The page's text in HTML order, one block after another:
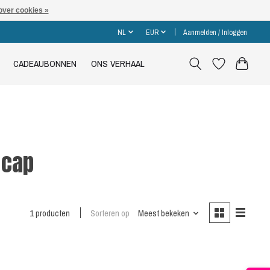
NL EUR Aanmelden / Inloggen
CADEAUBONNEN ONS VERHAAL
1 producten Sorteren op Meest bekeken
cookies »